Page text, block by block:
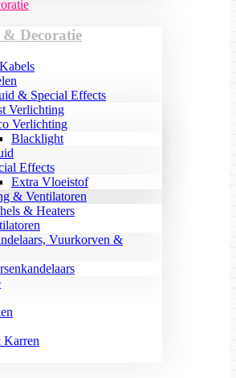
Decoratie
& Special Effects
Verlichting
Verlichting
Blacklight
Effects
Extra Vloeistof
& Ventilatoren
& Heaters
Vuurkorven &
Karren